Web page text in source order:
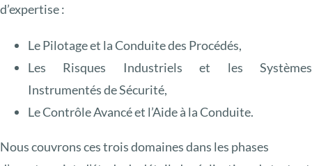
d’expertise :
Le Pilotage et la Conduite des Procédés,
Les Risques Industriels et les Systèmes
Instrumentés de Sécurité,
Le Contrôle Avancé et l’Aide à la Conduite.
Nous couvrons ces trois domaines dans les phases